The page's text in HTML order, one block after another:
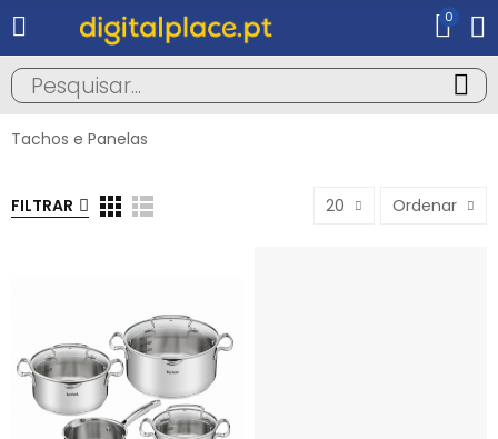
0
Tachos e Panelas
FILTRAR 20 Ordenar